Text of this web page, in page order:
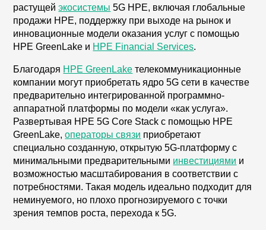
растущейэкосистемы 5G HPE, включая глобальные
продажи HPE, поддержку при выходе на рынок и
инновационные модели оказания услуг с помощью
HPE GreenLake и HPE Financial Services.
Благодаря HPE GreenLake телекоммуникационные
компании могут приобретать ядро 5G сети в качестве
предварительно интегрированной программно-
аппаратной платформы по модели «как услуга».
Развертывая HPE 5G Core Stack с помощью HPE
GreenLake,операторы связи приобретают
специально созданную, открытую 5G-платформу с
минимальными предварительными инвестициями и
возможностью масштабирования в соответствии с
потребностями. Такая модель идеально подходит для
неминуемого, но плохо прогнозируемого с точки
зрения темпов роста, перехода к 5G.